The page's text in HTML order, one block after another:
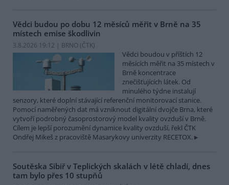
Vědci budou po dobu 12 měsíců měřit v Brně na 35
místech emise škodlivin
3.8.2026 19:12 | BRNO (ČTK)
Vědci boudou v příštích 12
měsících měřit na 35 místech v
Brně koncentrace
znečišťujících látek. Od
minulého týdne instalují
senzory, které doplní stávající referenční monitorovací stanice.
Pomocí naměřených dat má vzniknout digitální dvojče Brna, které
vytvoří podrobný časoprostorový model kvality ovzduší v Brně.
Cílem je lepší porozumění dynamice kvality ovzduší, řekl ČTK
Ondřej Mikeš z pracoviště Masarykovy univerzity RECETOX.
Soutěska Sibiř v Teplických skalách v létě chladí, dnes
tam bylo přes 10 stupňů